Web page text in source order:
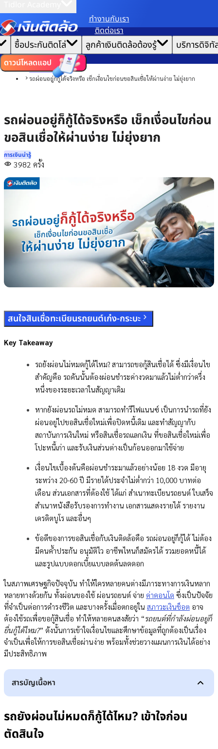
ทํางานกับเรา
ติดต่อเรา
| ซื้อประกันติดโล่ ลูกค้าเงินติดล้อต้องรู้ บริการดิจิทั
ดาวน์โหลดแอป
หน้าแรก
บทความ
การเงินน่ารู้
การบริหารหนี้
รถผ่อนอยู่ก็กู้ได้จริงหรือ เช็กเงื่อนไขก่อนขอสินเชื่อให้ผ่านง่าย ไม่ยุ่งยาก
รถผ่อนอยู่ก็กู้ได้จริงหรือ เช็กเงื่อนไขก่อน
ขอสินเชื่อให้ผ่านง่าย ไม่ยุ่งยาก
การเงินน่ารู้
3982 ครั้ง
สนใจสินเชื่อทะเบียนรถยนต์เก๋ง-กระบะ
Key Takeaway
รถยังผ่อนไม่หมดกู้ได้ไหม? สามารถขอกู้สินเชื่อได้ ซึ่งมีเงื่อนไข
สำคัญคือ รถคันนั้นต้องผ่อนชำระค่างวดมาแล้วไม่ต่ำกว่าครึ่ง
หนึ่งของระยะเวลาในสัญญาเดิม
หากยังผ่อนรถไม่หมด สามารถทำรีไฟแนนซ์ เป็นการนำรถที่ยัง
ผ่อนอยู่ไปขอสินเชื่อใหม่เพื่อปิดหนี้เดิม และทำสัญญากับ
สถาบันการเงินใหม่ หรือสินเชื่อรถแลกเงิน ที่ขอสินเชื่อใหม่เพื่อ
โปะหนี้เก่า และรับเงินส่วนต่างเป็นก้อนออกมาใช้จ่าย
เงื่อนไขเบื้องต้นคือผ่อนชำระมาแล้วอย่างน้อย 18 งวด มีอายุ
ระหว่าง 20-60 ปี มีรายได้ประจำไม่ต่ำกว่า 10,000 บาทต่อ
เดือน ส่วนเอกสารที่ต้องใช้ ได้แก่ สำเนาทะเบียนรถยนต์ ใบเสร็จ
สำเนาหนังสือรับรองการทำงาน เอกสารแสดงรายได้ รายงาน
เครดิตบูโร และอื่นๆ
ข้อดีของการขอสินเชื่อกับเงินติดล้อคือ รถผ่อนอยู่ก็กู้ได้ ไม่ต้อง
มีคนค้ำประกัน อนุมัติไว อาชีพไหนก็สมัครได้ รวมยอดหนี้ได้
และรูปแบบดอกเบี้ยแบบลดต้นลดดอก
ในสภาพเศรษฐกิจปัจจุบัน ทำให้ใครหลายคนต่างมีภาระทางการเงินหลาก
หลายทางด้วยกัน ทั้งผ่อนของใช้ ผ่อนรถยนต์ จ่าย ค่าคอนโด ซึ่งเป็นปัจจัย
ที่จำเป็นต่อการดำรงชีวิต และบางครั้งเมื่อตกอยู่ใน สภาวะเงินช็อต อาจ
ต้องใช้รถเพื่อขอกู้สินเชื่อ ทำให้หลายคนสงสัยว่า “รถยนต์ที่กำลังผ่อนอยู่ก็
ยื่นกู้ได้ไหม?” ดังนั้นการเข้าใจเงื่อนไขและศึกษาข้อมูลที่ถูกต้องเป็นเรื่อง
จำเป็นเพื่อให้การขอสินเชื่อผ่านง่าย พร้อมทั้งช่วยวางแผนการเงินได้อย่าง
มีประสิทธิภาพ
สารบัญเนื้อหา
รถยังผ่อนไม่หมดก็กู้ได้ไหม? เข้าใจก่อนตัดสินใจ
ผ่อนรถอยู่ก็ขอสินเชื่อทะเบียนรถยนต์ได้ ต้องมีคนค้ำประกันไหม
รถยังผ่อนไม่หมด สามารถขอสินเชื่ออะไรได้บ้าง
การรีไฟแนนซ์รถยนต์
รถยังผ่อนไม่หมดก็กู้ได้ไหม? เข้าใจก่อน
ตัดสินใจ
เราขอเก็บข้อมูลตาม นโยบายการใช้คุกกี้เพื่อมอบประสบการณ์การใช้งานเว็บไซต์ที่ดีที่สุดให้
คุณ
ตั้งค่าคุกกี้ ยอมรับคุกกี้ทั้งหมด